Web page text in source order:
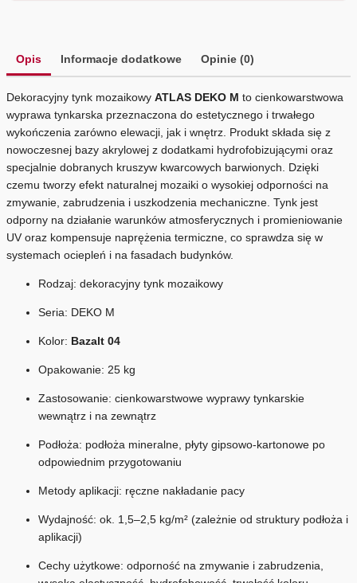
Opis Informacje dodatkowe Opinie (0)
Dekoracyjny tynk mozaikowy ATLAS DEKO M to cienkowarstwowa
wyprawa tynkarska przeznaczona do estetycznego i trwałego
wykończenia zarówno elewacji, jak i wnętrz. Produkt składa się z
nowoczesnej bazy akrylowej z dodatkami hydrofobizującymi oraz
specjalnie dobranych kruszyw kwarcowych barwionych. Dzięki
czemu tworzy efekt naturalnej mozaiki o wysokiej odporności na
zmywanie, zabrudzenia i uszkodzenia mechaniczne. Tynk jest
odporny na działanie warunków atmosferycznych i promieniowanie
UV oraz kompensuje naprężenia termiczne, co sprawdza się w
systemach ociepleń i na fasadach budynków.
Rodzaj: dekoracyjny tynk mozaikowy
Seria: DEKO M
Kolor: Bazalt 04
Opakowanie: 25 kg
Zastosowanie: cienkowarstwowe wyprawy tynkarskie
wewnątrz i na zewnątrz
Podłoża: podłoża mineralne, płyty gipsowo-kartonowe po
odpowiednim przygotowaniu
Metody aplikacji: ręczne nakładanie pacy
Wydajność: ok. 1,5–2,5 kg/m² (zależnie od struktury podłoża i
aplikacji)
Cechy użytkowe: odporność na zmywanie i zabrudzenia,